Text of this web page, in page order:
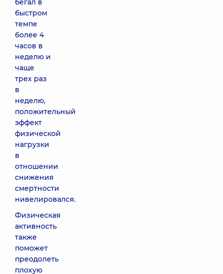
бегал в
быстром
темпе
более 4
часов в
неделю и
чаще
трех раз
в
неделю,
положительный
эффект
физической
нагрузки
в
отношении
снижения
смертности
нивелировался.
Физическая
активность
также
поможет
преодолеть
плохую